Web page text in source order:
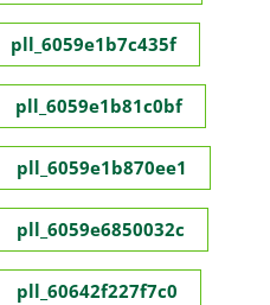
pll_6059e1b7c435f
pll_6059e1b81c0bf
pll_6059e1b870ee1
pll_6059e6850032c
pll_60642f227f7c0